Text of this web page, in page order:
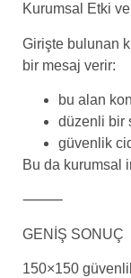
Kurumsal Etki
Girişte bulunan
bir mesaj verir:
bu alan
düzenli bir
güvenlik
Bu da kurumsal
⸻
GENİŞ SONUÇ
150×150